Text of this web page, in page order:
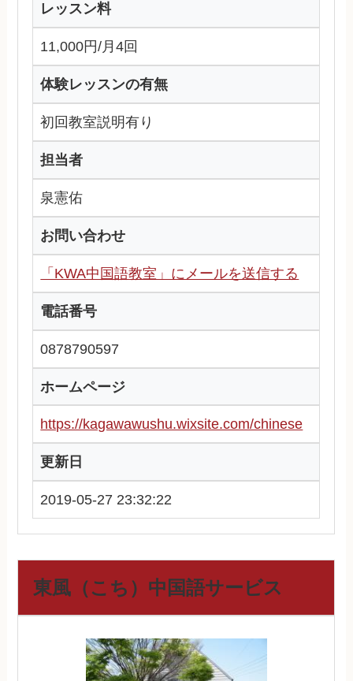
レッスン料
11,000円/月4回
体験レッスンの有無
初回教室説明有り
担当者
泉憲佑
お問い合わせ
「KWA中国語教室」にメールを送信する
電話番号
0878790597
ホームページ
https://kagawawushu.wixsite.com/chinese
更新日
2019-05-27 23:32:22
東風（こち）中国語サービス